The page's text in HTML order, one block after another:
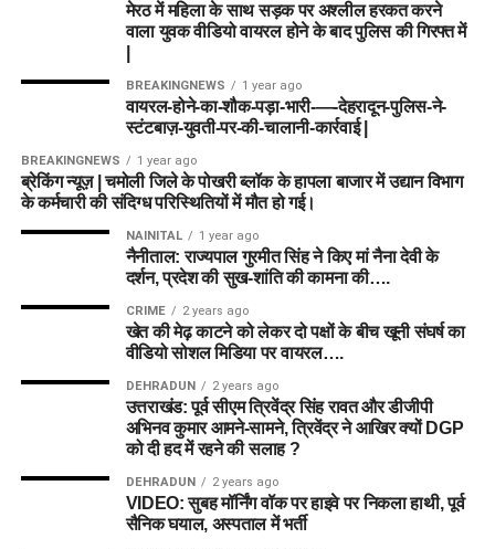
मेरठ में महिला के साथ सड़क पर अश्लील हरकत करने
वाला युवक वीडियो वायरल होने के बाद पुलिस की गिरफ्त में
BREAKINGNEWS 1 year ago
वायरल-होने-का-शौक-पड़ा-भारी-—-देहरादून-पुलिस-ने-
स्टंटबाज़-युवती-पर-की-चालानी-कार्रवाई |
BREAKINGNEWS 1 year ago
ब्रेकिंग न्यूज़ | चमोली जिले के पोखरी ब्लॉक के हापला बाजार में उद्यान विभाग
के कर्मचारी की संदिग्ध परिस्थितियों में मौत हो गई।
NAINITAL 1 year ago
नैनीताल: राज्यपाल गुरमीत सिंह ने किए मां नैना देवी के
दर्शन, प्रदेश की सुख-शांति की कामना की….
CRIME 2 years ago
खेत की मेढ़ काटने को लेकर दो पक्षों के बीच खूनी संघर्ष का
वीडियो सोशल मिडिया पर वायरल….
DEHRADUN 2 years ago
उत्तराखंड: पूर्व सीएम त्रिवेंद्र सिंह रावत और डीजीपी
अभिनव कुमार आमने-सामने, त्रिवेंद्र ने आखिर क्यों DGP
को दी हद में रहने की सलाह ?
DEHRADUN 2 years ago
VIDEO: सुबह मॉर्निंग वॉक पर हाइवे पर निकला हाथी, पूर्व
सैनिक घयाल, अस्पताल में भर्ती